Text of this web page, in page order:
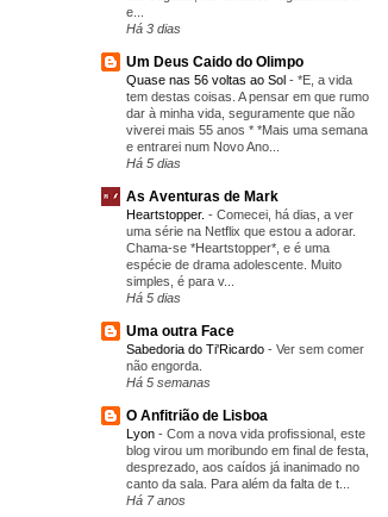
e...
Há 3 dias
Um Deus Caido do Olimpo
Quase nas 56 voltas ao Sol - *E, a vida
tem destas coisas. A pensar em que rumo
dar à minha vida, seguramente que não
viverei mais 55 anos * *Mais uma semana
e entrarei num Novo Ano...
Há 5 dias
As Aventuras de Mark
Heartstopper. - Comecei, há dias, a ver
uma série na Netflix que estou a adorar.
Chama-se *Heartstopper*, e é uma
espécie de drama adolescente. Muito
simples, é para v...
Há 5 dias
Uma outra Face
Sabedoria do Ti'Ricardo - Ver sem comer
não engorda.
Há 5 semanas
O Anfitrião de Lisboa
Lyon - Com a nova vida profissional, este
blog virou um moribundo em final de festa,
desprezado, aos caídos já inanimado no
canto da sala. Para além da falta de t...
Há 7 anos